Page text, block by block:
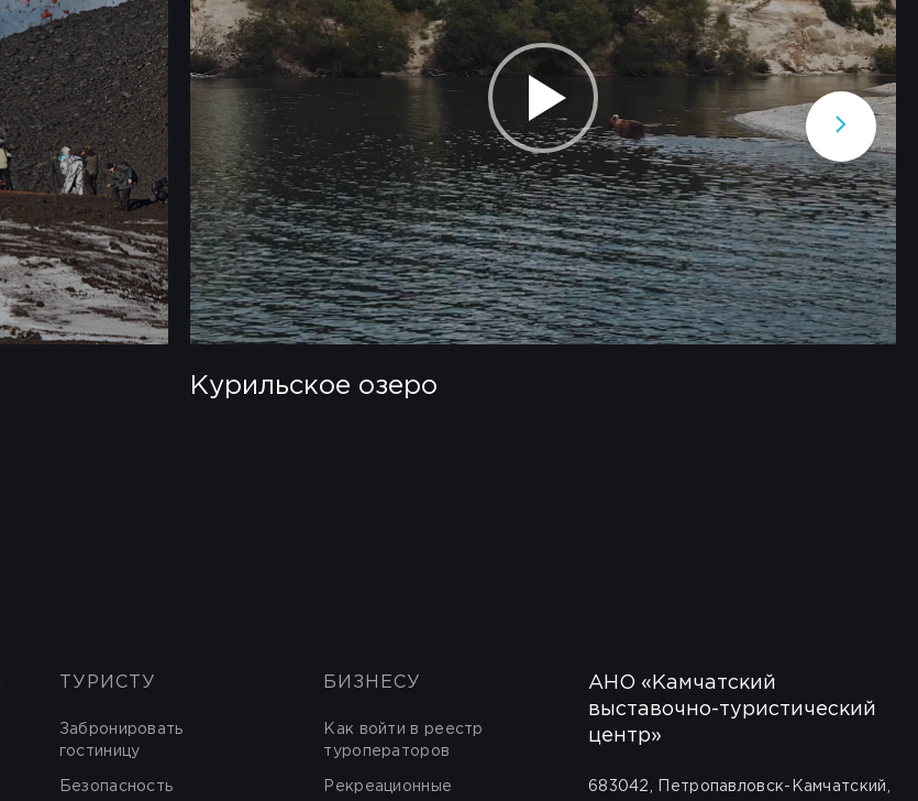
Курильское озеро
ТУРИСТУ
Забронировать
гостиницу
Безопасность
БИЗНЕСУ
Как войти в реестр
туроператоров
Рекреационные
АНО «Камчатский
выставочно-туристический
центр»
683042, Петропавловск-Камчатский,